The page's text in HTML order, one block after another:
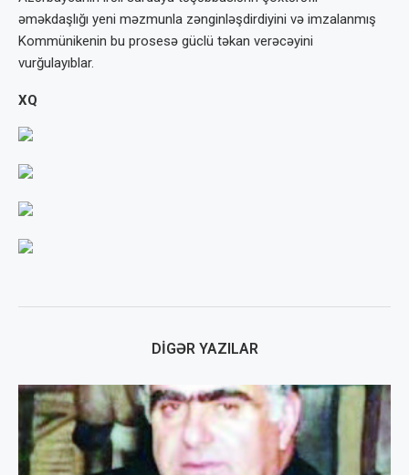
əməkdaşlığı yeni məzmunla zənginləşdirdiyini və imzalanmış
Kommünikenin bu prosesə güclü təkan verəcəyini
vurğulayıblar.
XQ
DIGƏR YAZILAR